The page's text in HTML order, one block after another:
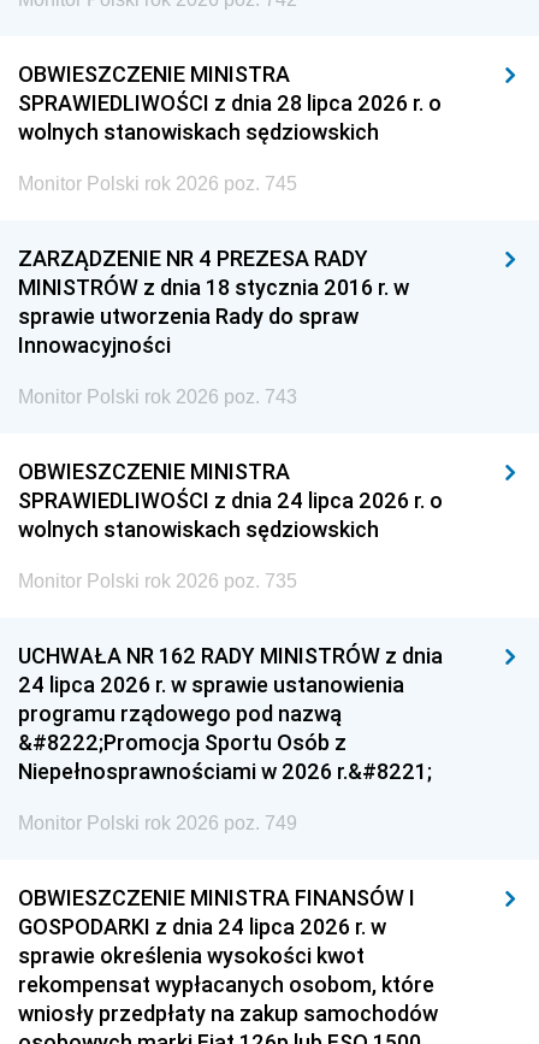
OBWIESZCZENIE MINISTRA
SPRAWIEDLIWOŚCI z dnia 28 lipca 2026 r. o
wolnych stanowiskach sędziowskich
Monitor Polski rok 2026 poz. 745
ZARZĄDZENIE NR 4 PREZESA RADY
MINISTRÓW z dnia 18 stycznia 2016 r. w
sprawie utworzenia Rady do spraw
Innowacyjności
Monitor Polski rok 2026 poz. 743
OBWIESZCZENIE MINISTRA
SPRAWIEDLIWOŚCI z dnia 24 lipca 2026 r. o
wolnych stanowiskach sędziowskich
Monitor Polski rok 2026 poz. 735
UCHWAŁA NR 162 RADY MINISTRÓW z dnia
24 lipca 2026 r. w sprawie ustanowienia
programu rządowego pod nazwą
&#8222;Promocja Sportu Osób z
Niepełnosprawnościami w 2026 r.&#8221;
Monitor Polski rok 2026 poz. 749
OBWIESZCZENIE MINISTRA FINANSÓW I
GOSPODARKI z dnia 24 lipca 2026 r. w
sprawie określenia wysokości kwot
rekompensat wypłacanych osobom, które
wniosły przedpłaty na zakup samochodów